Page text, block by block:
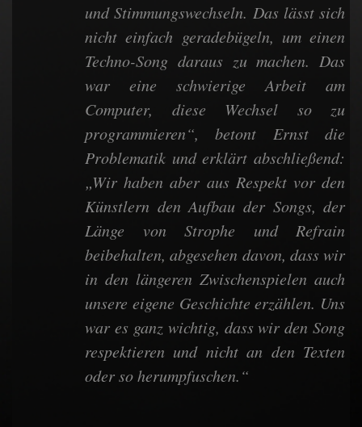
und Stimmungswechseln. Das lässt sich
nicht einfach geradebügeln, um einen
Techno-Song daraus zu machen. Das
war eine schwierige Arbeit am
Computer, diese Wechsel so zu
programmieren“, betont Ernst die
Problematik und erklärt abschließend:
„Wir haben aber aus Respekt vor den
Künstlern den Aufbau der Songs, der
Länge von Strophe und Refrain
beibehalten, abgesehen davon, dass wir
in den längeren Zwischenspielen auch
unsere eigene Geschichte erzählen. Uns
war es ganz wichtig, dass wir den Song
respektieren und nicht an den Texten
oder so herumpfuschen.“